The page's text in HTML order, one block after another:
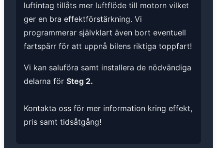
luftintag tillåts mer luftflöde till motorn vilket
ger en bra effektförstärkning. Vi
programmerar självklart även bort eventuell
fartspärr för att uppnå bilens riktiga toppfart!
Vi kan saluföra samt installera de nödvändiga
delarna för Steg 2.
Kontakta oss för mer information kring effekt,
pris samt tidsåtgång!